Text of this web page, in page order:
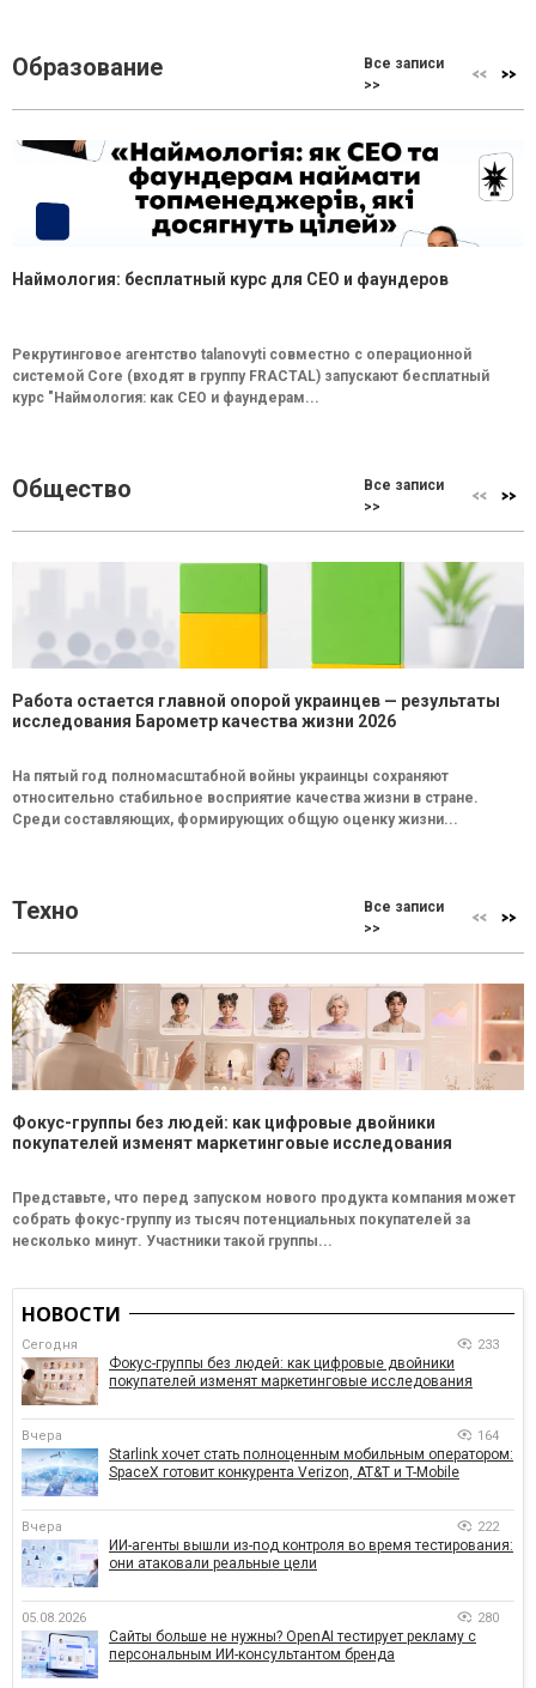
Образование
Все записи
>>
Наймология: бесплатный курс для CEO и фаундеров
Рекрутинговое агентство talanovyti совместно с операционной
системой Core (входят в группу FRACTAL) запускают бесплатный
курс "Наймология: как СEO и фаундерам...
Общество
Все записи
>>
Работа остается главной опорой украинцев — результаты
исследования Барометр качества жизни 2026
На пятый год полномасштабной войны украинцы сохраняют
относительно стабильное восприятие качества жизни в стране.
Среди составляющих, формирующих общую оценку жизни...
Техно
Все записи
>>
Фокус-группы без людей: как цифровые двойники
покупателей изменят маркетинговые исследования
Представьте, что перед запуском нового продукта компания может
собрать фокус-группу из тысяч потенциальных покупателей за
несколько минут. Участники такой группы...
НОВОСТИ
Сегодня 233
Фокус-группы без людей: как цифровые двойники
покупателей изменят маркетинговые исследования
Вчера 164
Starlink хочет стать полноценным мобильным оператором:
SpaceX готовит конкурента Verizon, AT&T и T-Mobile
Вчера 222
ИИ-агенты вышли из-под контроля во время тестирования:
они атаковали реальные цели
05.08.2026 280
Сайты больше не нужны? OpenAI тестирует рекламу с
персональным ИИ-консультантом бренда